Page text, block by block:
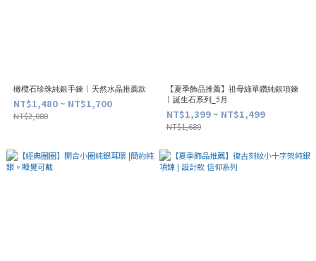
橄欖石珍珠純銀手鍊 | 天然水晶推薦款
NT$1,480 ~ NT$1,700
NT$2,080
【夏季飾品推薦】祖母綠單鑽純銀項鍊
| 誕生石系列_5月
NT$1,399 ~ NT$1,499
NT$1,689